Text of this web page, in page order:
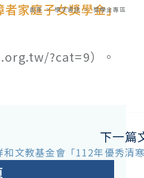
家庭子女獎學金」
首頁 > 學生資訊 > 獎學金專區
?cat=9）。
下一篇
和文教基金會「112年優秀清